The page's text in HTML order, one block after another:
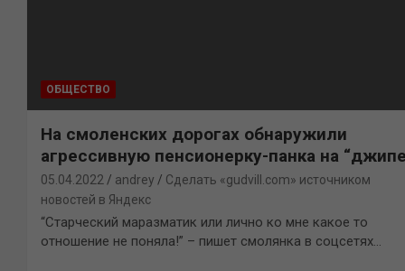
ОБЩЕСТВО
На смоленских дорогах обнаружили
агрессивную пенсионерку-панка на
05.04.2022 andrey
Сделать «gudvill.com» источником
новостей в Яндекс
“Старческий маразматик или лично ко мне какое то
отношение не поняла!” – пишет смолянка в соцсетях…